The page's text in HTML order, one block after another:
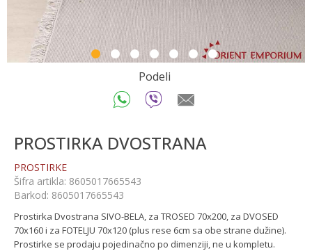
1 2 3 4 5 6 7
Podeli
PROSTIRKA DVOSTRANA
PROSTIRKE
Šifra artikla: 8605017665543
Barkod: 8605017665543
Prostirka Dvostrana SIVO-BELA, za TROSED 70x200, za DVOSED
70x160 i za FOTELJU 70x120 (plus rese 6cm sa obe strane dužine).
Prostirke se prodaju pojedinačno po dimenziji, ne u kompletu.